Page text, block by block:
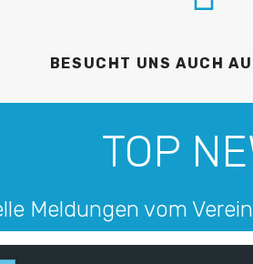
BESUCHT UNS AUCH
TOP
Meldungen vom